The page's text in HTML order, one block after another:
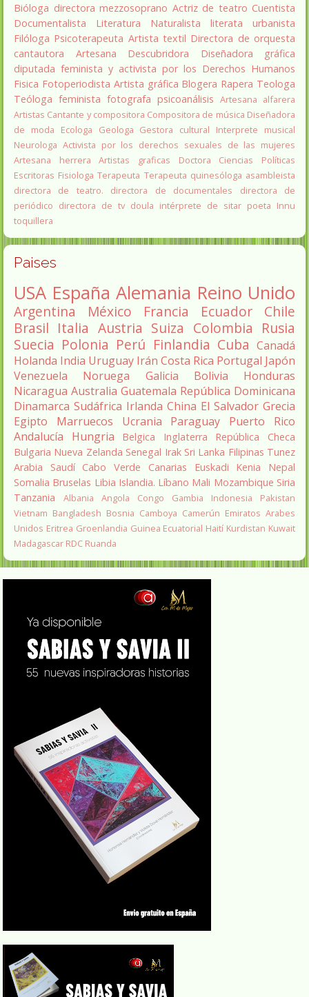
Bióloga directora mezzosoprano Actriz de teatro Cuentista
Documentalista
Literatura Naturalista literata
urbanista
Filóloga Psicoterapeuta Artista textil Directora de orquesta
cantautora
Artesana Descubridora
Diseñadora gráfica
diputada feminista y activista por los Derechos Humanos
Fisica Fotoperiodista Artista gráfica Blogera Rapera Teologa
Teóloga feminista fotografa psicoanálisis Artesana alfarera
Artistas Cantante y compositora Compositora de música Diseñadora
de moda
Ecologa Geologa Gestora cultural
Interprete musical
Neurologa Activista por los derechos sexuales de las mujeres
Artesana herrera
Artistas graficas
Doctora Ciencias Políticas
Escritoras Fisiologa Terapeuta Terapeuta quinesóloga asambleista
directora de teatro.
directora de documentales
directora de
periódico directora de tv doula intérprete de sitar poeta Innu
toquillera
Paises
USA España Alemania Reino Unido
Argentina México Francia Ecuador
Chile
Brasil Italia Austria Suiza Colombia Rusia
Suecia Polonia Perú Finlandia Cuba Canadá
Holanda India Uruguay Irán Costa Rica Portugal Japón
Venezuela
Noruega Galicia Bolivia
Honduras
Nicaragua Australia Guatemala República Dominicana
Dinamarca Sudáfrica Irlanda China El Salvador Grecia
Egipto
Marruecos Ucrania Paraguay
Puerto Rico
Andalucía
Hungria Belgica Inglaterra
República Checa
Bulgaria Nueva Zelanda Senegal Irak Sri Lanka Filipinas Tunez
Arabia Saudí Cabo Verde Canarias Euskadi Kenia
Nepal
Somalia Bruselas Libia Islandia. Líbano Mali Mozambique Siria
Tanzania
Albania Angola Congo Gambia Indonesia
Pakistan
Vietnam Bangladesh Bosnia Camboya Camerún Emiratos Arabes
Unidos Eritrea Groenlandia Guinea Ecuatorial Haití Kurdistan Kuwait
Madagascar RDC Ruanda